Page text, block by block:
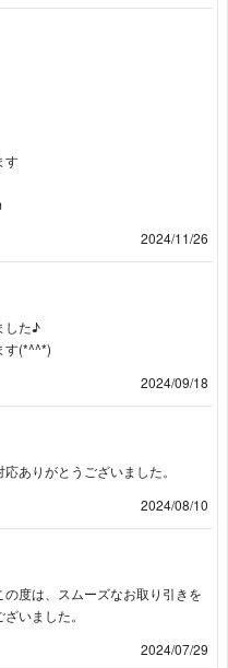
す
2024/11/26
した♪
す(*^^*)
2024/09/18
ありがとうございました。
2024/08/10
度は、スムーズなお取り引きを
いました。
2024/07/29